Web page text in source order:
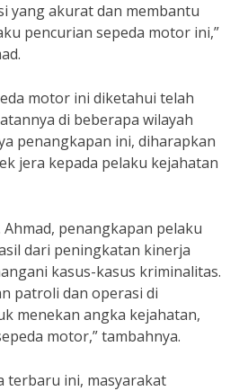
yang akurat dan membantu
pencurian sepeda motor ini,”
motor ini diketahui telah
di beberapa wilayah
penangkapan ini, diharapkan
jera kepada pelaku kejahatan
penangkapan pelaku
dari peningkatan kinerja
kasus-kasus kriminalitas.
patroli dan operasi di
menekan angka kejahatan,
motor,” tambahnya.
terbaru ini, masyarakat